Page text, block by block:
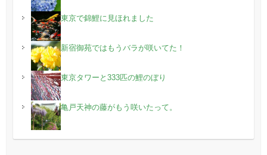
東京で錦鯉に見ほれました
新宿御苑ではもうバラが咲いてた！
東京タワーと333匹の鯉のぼり
亀戸天神の藤がもう咲いたって。